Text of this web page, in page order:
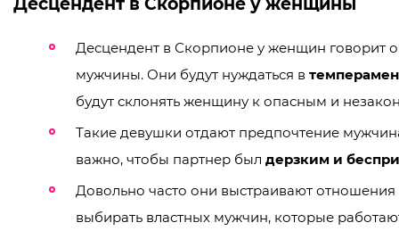
Десцендент в Скорпионе у женщин говорит
мужчины. Они будут нуждаться в
будут склонять женщину к опасным и
Такие девушки отдают предпочтение
важно, чтобы партнер был дерзким и
Довольно часто они выстраивают
выбирать властных мужчин, которые